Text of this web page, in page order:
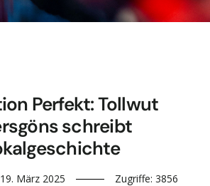
Perfekt: Tollwut
schreibt
19. März 2025 Zugriffe: 3856